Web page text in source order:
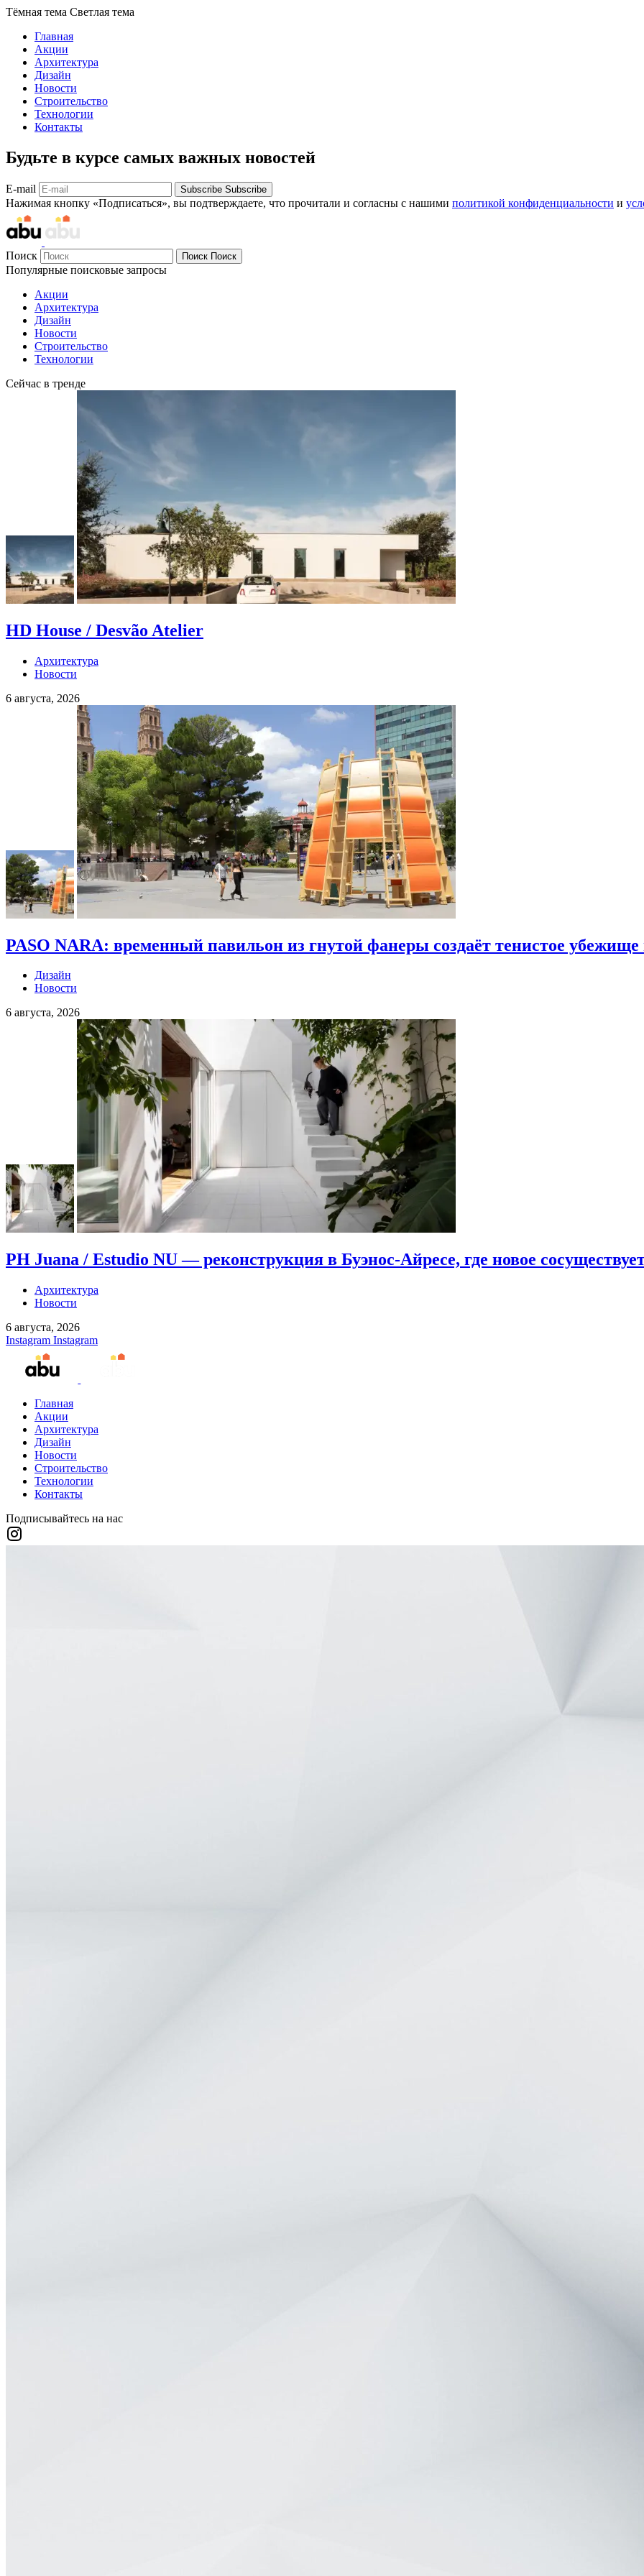
Тёмная тема Светлая тема
Главная
Акции
Архитектура
Дизайн
Новости
Строительство
Технологии
Контакты
Будьте в курсе самых важных новостей
E-mail Subscribe Subscribe
Нажимая кнопку «Подписаться», вы подтверждаете, что прочитали и согласны с нашими политикой конфиденциальности и
Поиск Поиск Поиск
Популярные поисковые запросы
Акции
Архитектура
Дизайн
Новости
Строительство
Технологии
Сейчас в тренде
HD House / Desvão Atelier
Архитектура
Новости
6 августа, 2026
PASO NARA: временный павильон из гнутой фанеры создаёт тенистое убежище
Дизайн
Новости
6 августа, 2026
PH Juana / Estudio NU — реконструкция в Буэнос-Айресе, где новое
Архитектура
Новости
6 августа, 2026
Instagram Instagram
Главная
Акции
Архитектура
Дизайн
Новости
Строительство
Технологии
Контакты
Подписывайтесь на нас